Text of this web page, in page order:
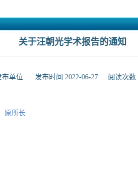
关于汪朝光学术报告的通知
布单位: 发布时间:2022-06-27阅读次数:
原所长